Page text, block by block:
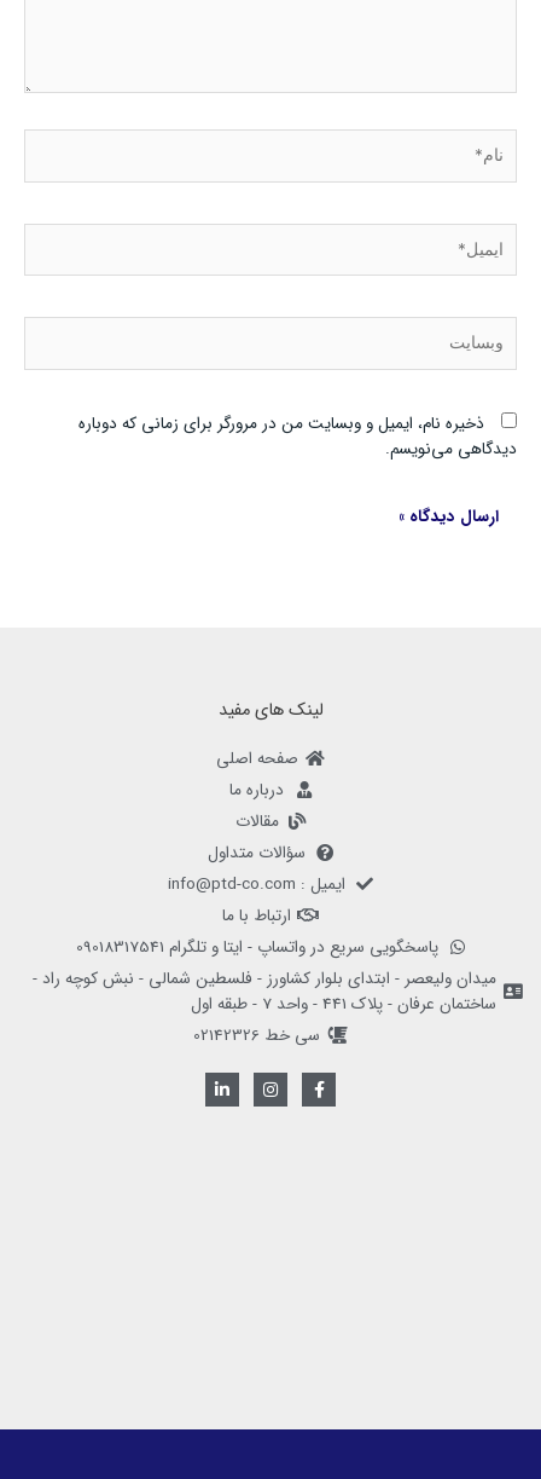
نام*
ذخیره نام، ایمیل و وبسایت من در مرورگر برای زمانی که دوباره
دیدگاهی می‌نویسم.
لینک های مفید
صفحه اصلی
درباره ما
مقالات
سؤالات متداول
ایمیل : info@ptd-co.com
ارتباط با ما
پاسخگویی سریع در واتساپ - ایتا و تلگرام 09018317541
میدان ولیعصر - ابتدای بلوار کشاورز - فلسطین شمالی - نبش کوچه راد -
ساختمان عرفان - پلاک 441 - واحد 7 - طبقه اول
سی خط 02142326
F
a
c
I
n
s
L
i
n